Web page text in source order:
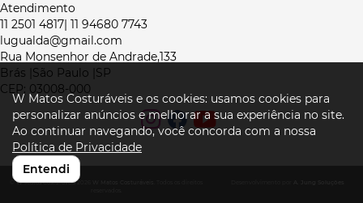
Atendimento
11 2501 4817| 11 94680 7743
lugualda@gmail.com
Rua Monsenhor de Andrade,133
Brás |São Paulo |SP
CEP: 03008-000
© W Matos Costuráveis 2026
W Matos Costuráveis e os cookies: usamos cookies para
personalizar anúncios e melhorar a sua experiência no site.
Ao continuar navegando, você concorda com a nossa
Política de Privacidade
Entendi